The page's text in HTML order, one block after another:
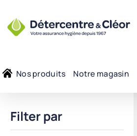
Nos produits Notre magasin
Filter par